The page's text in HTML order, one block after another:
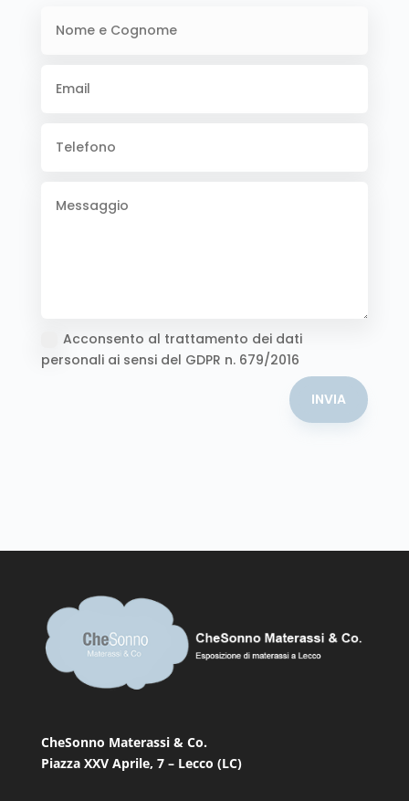
Acconsento al trattamento dei dati
personali ai sensi del GDPR n. 679/2016
INVIA
CheSonno Materassi & Co.
Piazza XXV Aprile, 7 – Lecco (LC)